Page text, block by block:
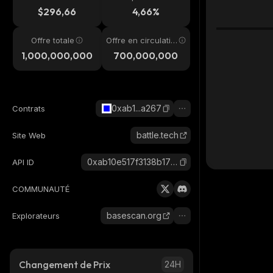
$296,66 4,66%
Offre totale
1,000,000,000
Offre en circulatio
700,000,000
Contrats 0xab1...a267
Site Web battle.tech
API ID 0xab10e517f3138b17108b32129e8c8446ad44a267_base
COMMUNAUTÉ
Explorateurs basescan.org
Changement de Prix 24H